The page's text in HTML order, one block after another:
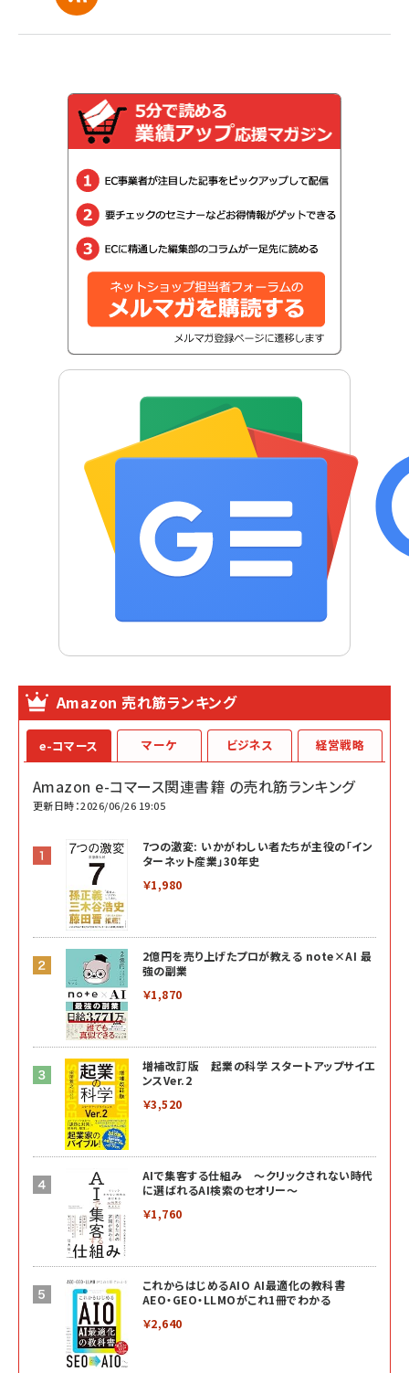
Amazon 売れ筋ランキング
e-コマース
Amazon e-コマース関連書籍 の売れ筋ランキング
更新日時：2026/06/26 19:05
7つの激変: いかがわしい者たちが主役の「イン
ターネット産業」30年史
￥1,980
2億円を売り上げたプロが教える note×AI 最
強の副業
￥1,870
増補改訂版 起業の科学 スタートアップサイエ
ンスVer.2
￥3,520
AIで集客する仕組み ～クリックされない時代
に選ばれるAI検索のセオリー～
￥1,760
これからはじめるAIO AI最適化の教科書
AEO・GEO・LLMOがこれ1冊でわかる
￥2,640
マーケ ビジネス 経営戦略